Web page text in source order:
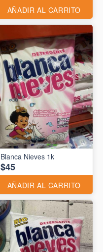
AÑADIR AL CARRITO
Blanca Nieves 1k
$45
AÑADIR AL CARRITO